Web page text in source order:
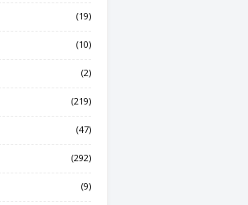
(19)
(10)
(2)
(219)
(47)
(292)
(9)